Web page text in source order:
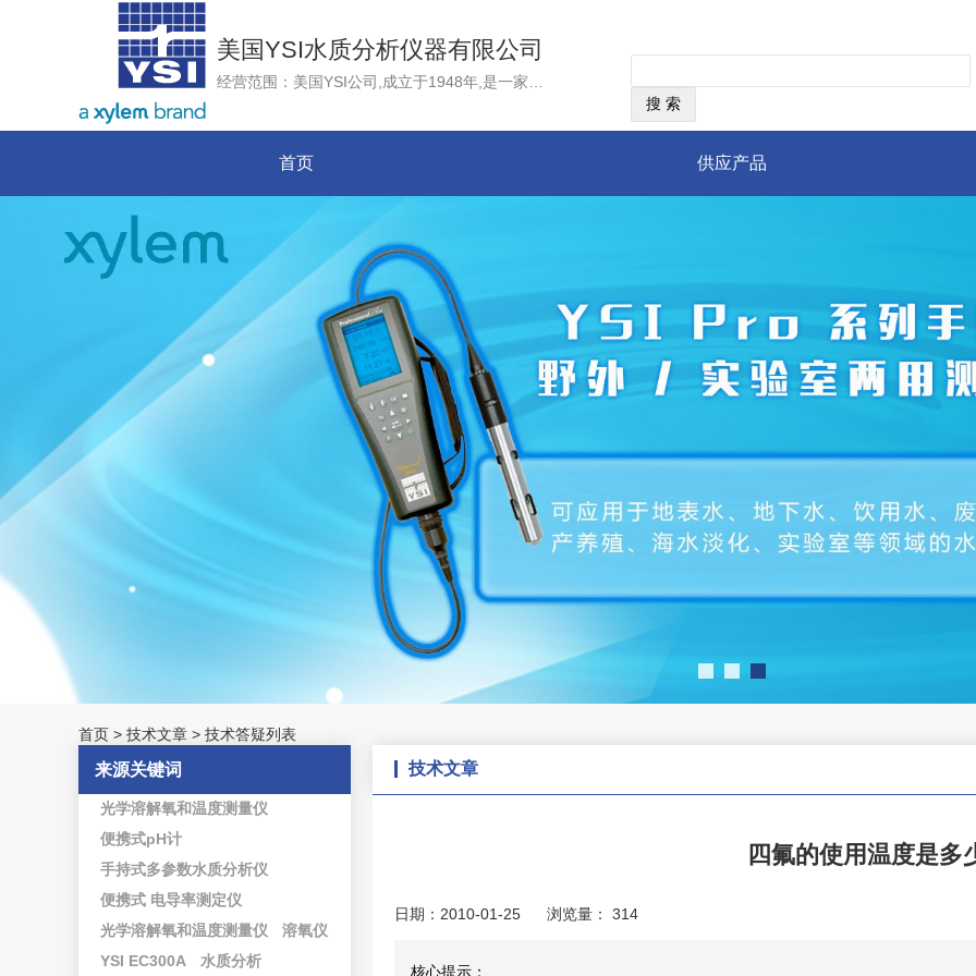
美国YSI水质分析仪器有限公司
首页 供应产品
首页 > 技术文章 > 技术答疑列表
来源关键词
光学溶解氧和温度测量仪
便携式pH计
手持式多参数水质分析仪
便携式 电导率测定仪
光学溶解氧和温度测量仪
溶氧仪
YSI EC300A
水质分析
技术文章
四氟的使用温度是多
日期：2010-01-25 浏览量： 314
核心提示：